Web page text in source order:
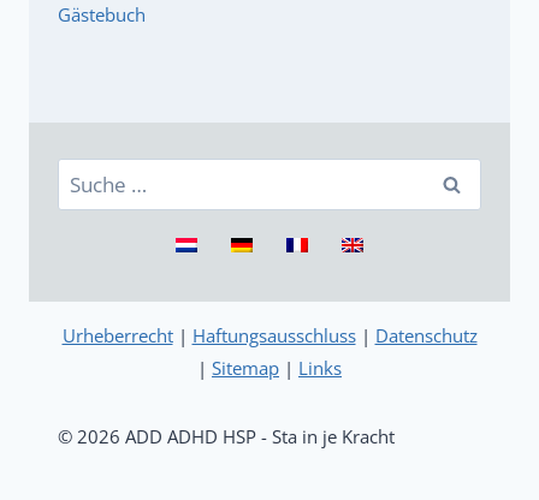
Gästebuch
Suche
nach:
© 2026 ADD ADHD HSP - Sta in je Kracht
Urheberrecht| Haftungsausschluss| Datenschutz
| Sitemap | Links